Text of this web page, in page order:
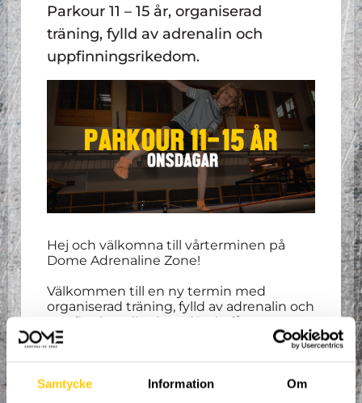
Samtycke Information Om
Parkour 11 – 15 år, organiserad
träning, fylld av adrenalin och
uppfinningsrikedom.
Hej och välkomna till vårterminen på
Dome Adrenaline Zone!
Välkommen till en ny termin med
organiserad träning, fylld av adrenalin och
uppfinningsrikedom där du får
träna
trickingi
nordens största extremsportsarena!
ser till att du ständigt utvecklas i den